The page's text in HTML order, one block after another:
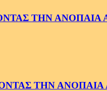
ΤΗΝ ΑΝΟΠΑΙΑ
ΤΗΝ ΑΝΟΠΑΙΑ